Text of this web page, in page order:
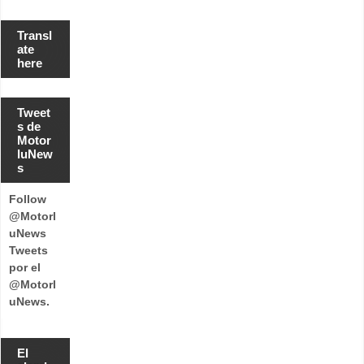
Transl
ate
here
Tweet
s de
Motor
luNew
s
Follow
@Motorl
uNews
Tweets
por el
@Motorl
uNews.
El